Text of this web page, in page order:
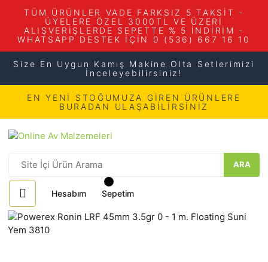
TÜM ÜRÜNLER VADE FARKSIZ 5 TAKSİT -
ÜYELERE ÖZEL 3000TL VE ÜZERİ
ALIŞVERİŞLERDE SEPETTE % 5 İNDİRİM -
WHATSAPP DESTEK İÇİN 0 (536) 667 16 10
Size En Uygun Kamış Makine Olta Setlerimizi
İnceleyebilirsiniz!
EN YENİ STOĞUMUZA GİREN ÜRÜNLERE
BURADAN ULAŞABİLİRSİNİZ
ARA
Hesabım Sepetim